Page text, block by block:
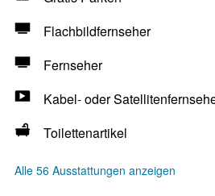
Flachbildfernseher
Fernseher
Kabel- oder
Toilettenartikel
Alle 56 Ausstattungen anzeigen